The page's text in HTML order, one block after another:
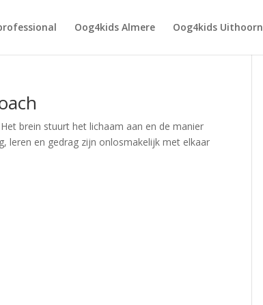
Oog4kids Almere Oog4kids Uithoorn
brein stuurt het lichaam aan en de manier
leren en gedrag zijn onlosmakelijk met elkaar